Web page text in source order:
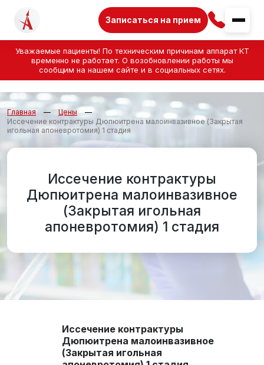
Уважаемые пациенты! По техническим причинам аппарат КТ
временно не работает. О возобновлении работы мы
сообщим на нашем сайте и в социальных сетях.
Записаться на прием
Главная
Цены
Иссечение контрактуры Дюпюитрена малоинвазивное (Закрытая
игольная апоневротомия) 1 стадия
Иссечение контрактуры
Дюпюитрена малоинвазивное
(Закрытая игольная
апоневротомия) 1 стадия
Иссечение контрактуры
Дюпюитрена малоинвазивное
(Закрытая игольная